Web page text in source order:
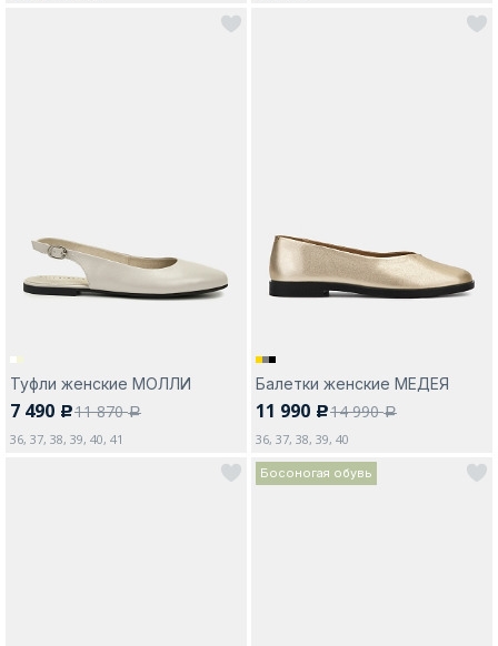
Туфли женские МОЛЛИ
7 490 c11 870a
36, 37, 38, 39, 40, 41
Балетки женские МЕДЕЯ
11 990 c14 990a
36, 37, 38, 39, 40
Босоногая обувь